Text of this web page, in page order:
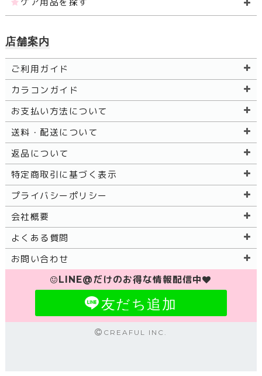
ケア用品を探す
店舗案内
ご利用ガイド
カラコンガイド
お支払い方法について
送料・配送について
返品について
特定商取引に基づく表示
プライバシーポリシー
会社概要
よくある質問
お問い合わせ
LINE@だけのお得な情報配信中
友だち追加
CREAFUL INC.